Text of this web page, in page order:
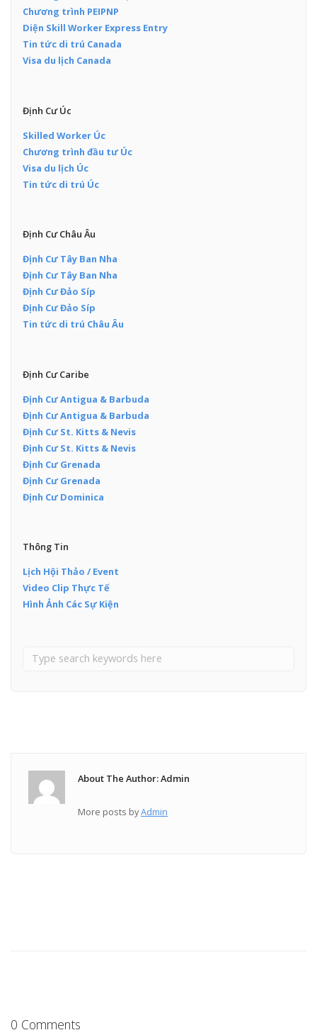
Chương trình PEIPNP
Diện Skill Worker Express Entry
Tin tức di trú Canada
Visa du lịch Canada
Định Cư Úc
Skilled Worker Úc
Chương trình đầu tư Úc
Visa du lịch Úc
Tin tức di trú Úc
Định Cư Châu Âu
Định Cư Tây Ban Nha
Định Cư Tây Ban Nha
Định Cư Đảo Síp
Định Cư Đảo Síp
Tin tức di trú Châu Âu
Định Cư Caribe
Định Cư Antigua & Barbuda
Định Cư Antigua & Barbuda
Định Cư St. Kitts & Nevis
Định Cư St. Kitts & Nevis
Định Cư Grenada
Định Cư Grenada
Định Cư Dominica
Thông Tin
Lịch Hội Thảo / Event
Video Clip Thực Tế
Hình Ảnh Các Sự Kiện
About The Author: Admin
More posts byAdmin
0 Comments